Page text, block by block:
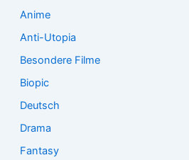
Anime
Anti-Utopia
Besondere Filme
Biopic
Deutsch
Drama
Fantasy